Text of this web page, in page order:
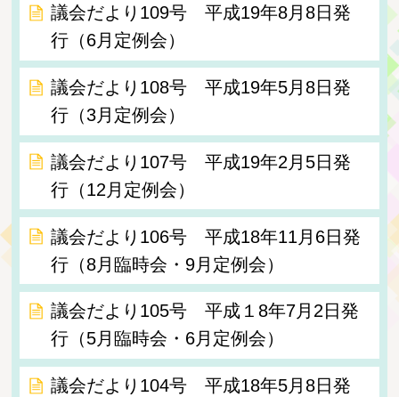
議会だより109号 平成19年8月8日発
行（6月定例会）
議会だより108号 平成19年5月8日発
行（3月定例会）
議会だより107号 平成19年2月5日発
行（12月定例会）
議会だより106号 平成18年11月6日発
行（8月臨時会・9月定例会）
議会だより105号 平成１8年7月2日発
行（5月臨時会・6月定例会）
議会だより104号 平成18年5月8日発